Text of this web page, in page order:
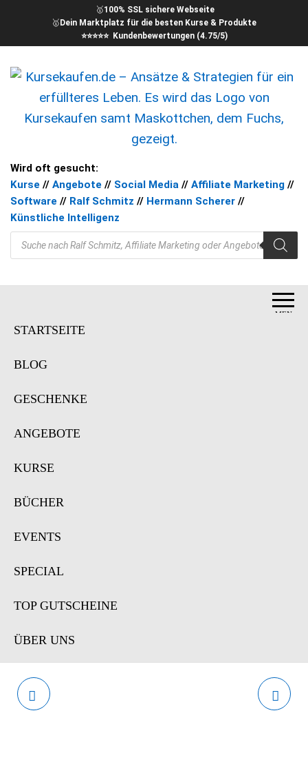
🥇100% SSL sichere Webseite
🥇 Dein Marktplatz für die besten Kurse & Produkte
⭐⭐⭐⭐⭐ Kundenbewertungen (4.75/5)
kursekaufen – Kurse für Dein
Ziel
erfüllteres Leben
Wird oft gesucht:
Kurse // Angebote // Social Media // Affiliate Marketing //
Software // Ralf Schmitz // Hermann Scherer //
Künstliche Intelligenz
Products search
MEN
STARTSEITE
BLOG
GESCHENKE
ANGEBOTE
KURSE
BÜCHER
EVENTS
SPECIAL
TOP GUTSCHEINE
ÜBER UNS
HERMANN SCHERER - HERMANN SCHERER -